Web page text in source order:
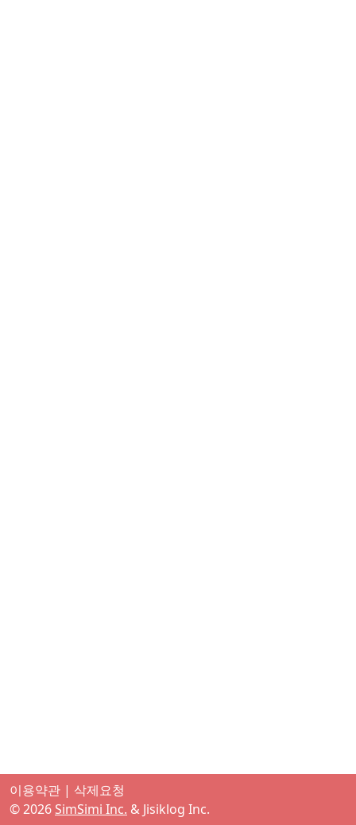
이용약관 | 삭제요청
©2026 SimSimi Inc. & Jisiklog Inc.